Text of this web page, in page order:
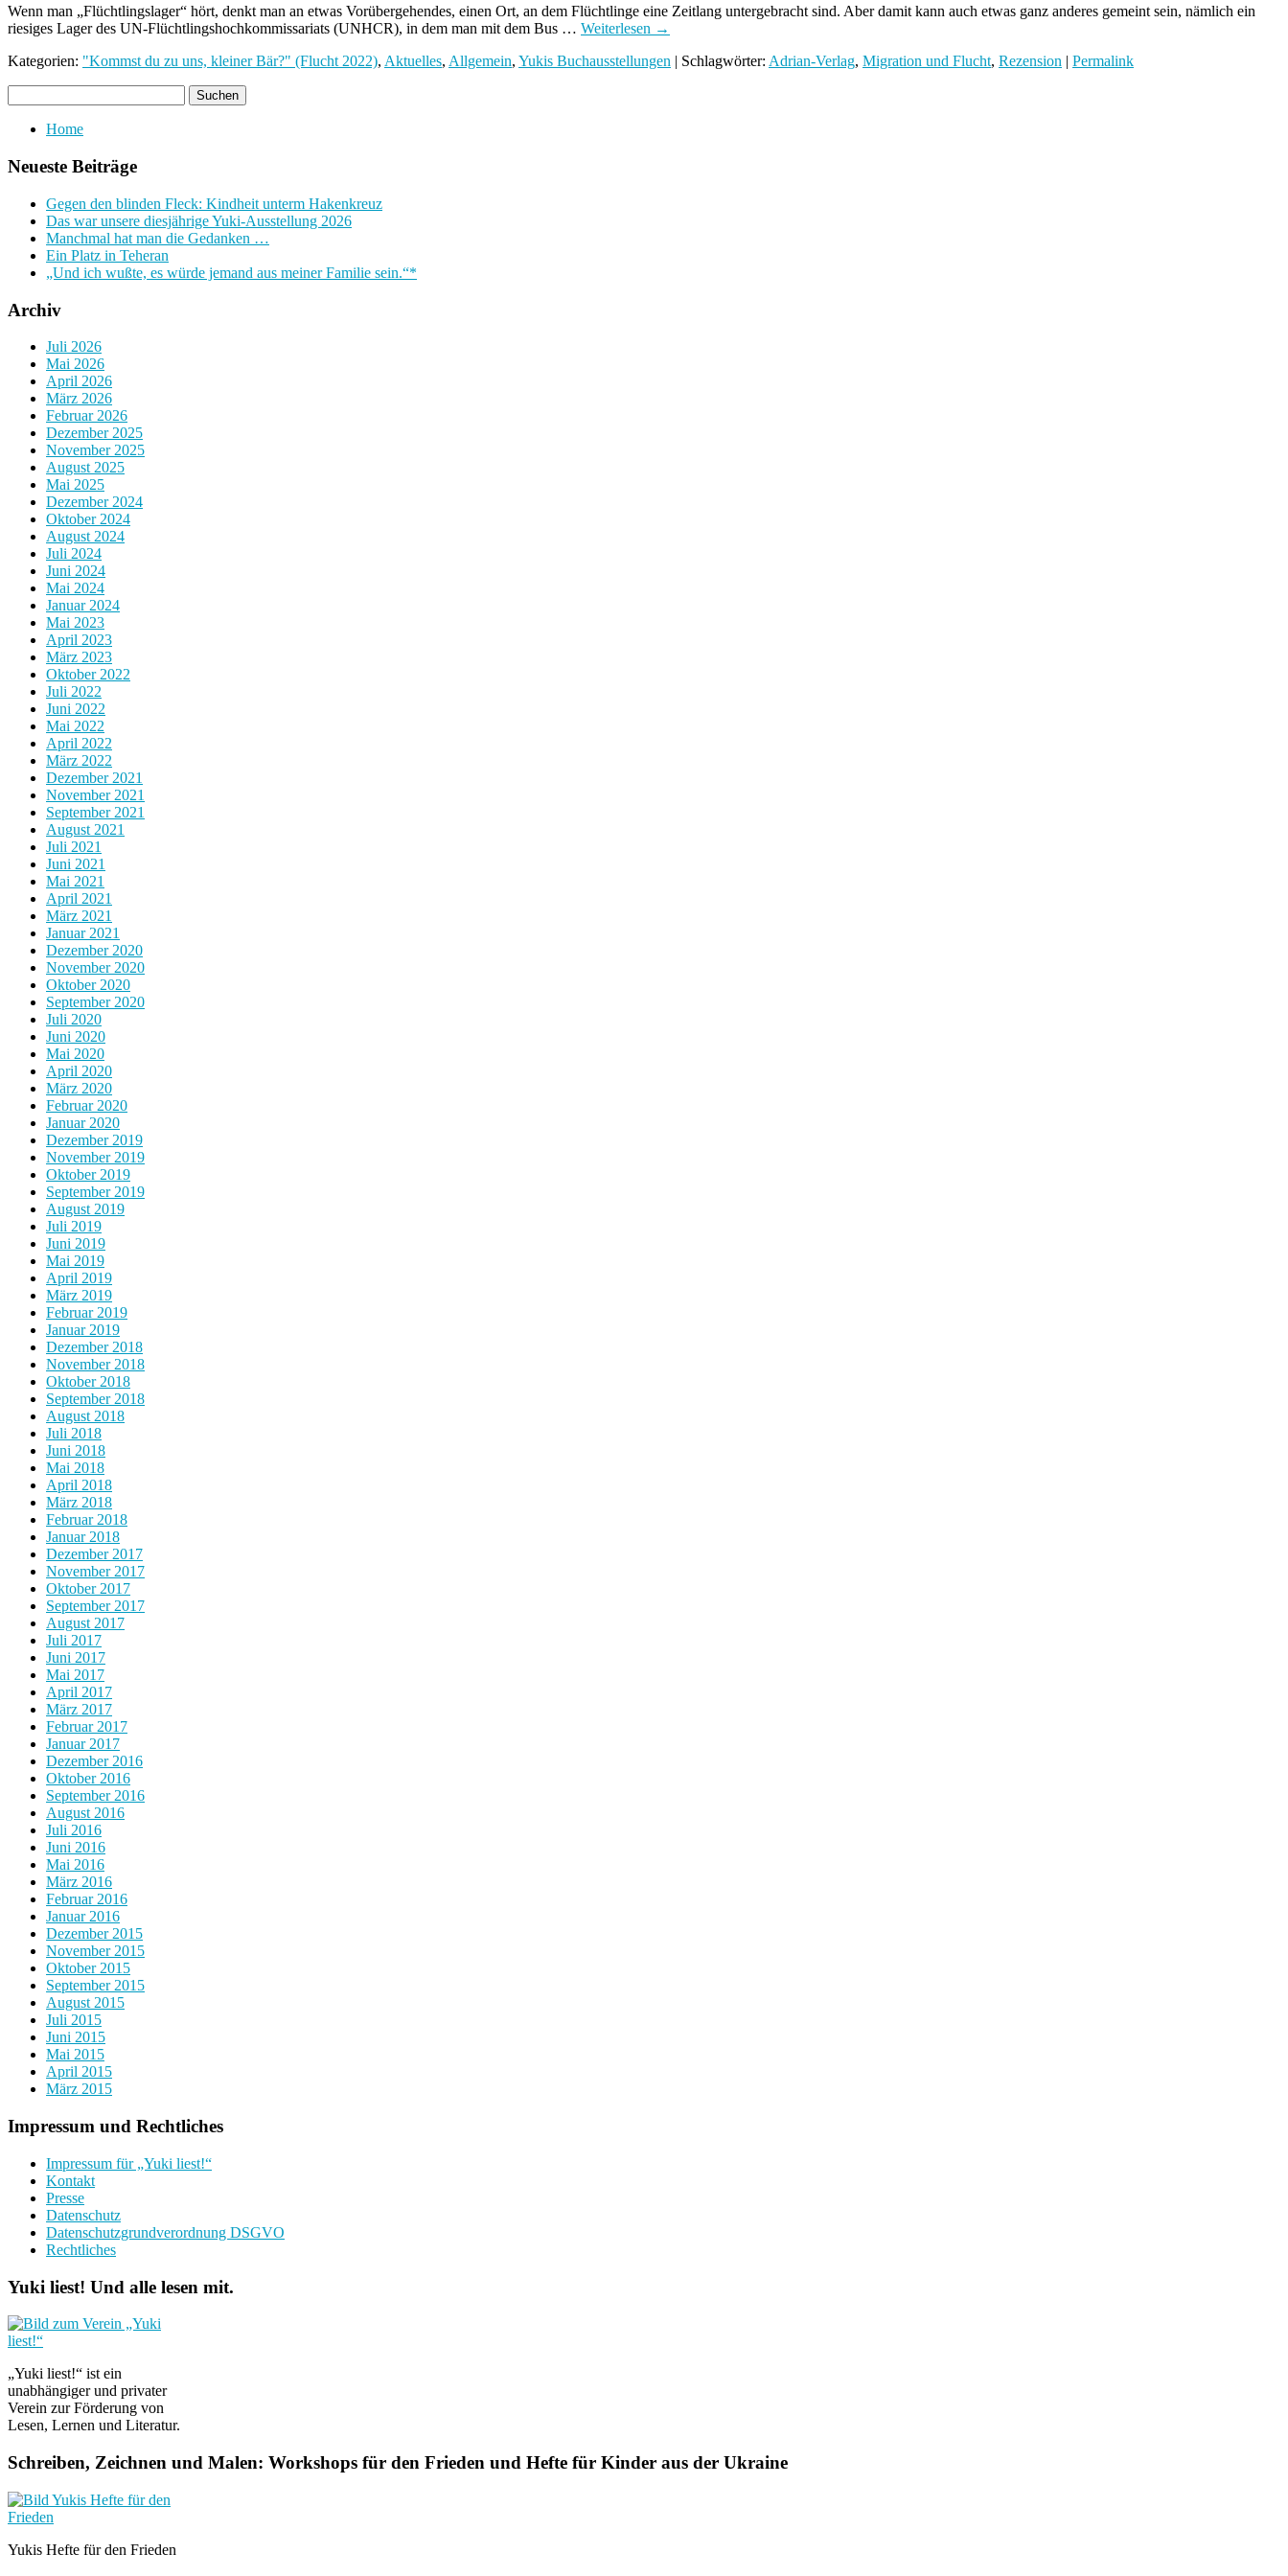
Wenn man „Flüchtlingslager“ hört, denkt man an etwas Vorübergehendes, einen Ort, an dem Flüchtlinge eine Zeitlang untergebracht sind. Aber damit kann auch etwas ganz anderes gemeint sein, nämlich ein
riesiges Lager des UN-Flüchtlingshochkommissariats (UNHCR), in dem man mit dem Bus … Weiterlesen →
Kategorien: "Kommst du zu uns, kleiner Bär?" (Flucht 2022), Aktuelles, Allgemein, Yukis Buchausstellungen | Schlagwörter: Adrian-Verlag, Migration und Flucht, Rezension Permalink
Home
Neueste Beiträge
Gegen den blinden Fleck: Kindheit unterm Hakenkreuz
Das war unsere diesjährige Yuki-Ausstellung 2026
Manchmal hat man die Gedanken …
Ein Platz in Teheran
„Und ich wußte, es würde jemand aus meiner Familie sein.“*
Archiv
Juli 2026
Mai 2026
April 2026
März 2026
Februar 2026
Dezember 2025
November 2025
August 2025
Mai 2025
Dezember 2024
Oktober 2024
August 2024
Juli 2024
Juni 2024
Mai 2024
Januar 2024
Mai 2023
April 2023
März 2023
Oktober 2022
Juli 2022
Juni 2022
Mai 2022
April 2022
März 2022
Dezember 2021
November 2021
September 2021
August 2021
Juli 2021
Juni 2021
Mai 2021
April 2021
März 2021
Januar 2021
Dezember 2020
November 2020
Oktober 2020
September 2020
Juli 2020
Juni 2020
Mai 2020
April 2020
März 2020
Februar 2020
Januar 2020
Dezember 2019
November 2019
Oktober 2019
September 2019
August 2019
Juli 2019
Juni 2019
Mai 2019
April 2019
März 2019
Februar 2019
Januar 2019
Dezember 2018
November 2018
Oktober 2018
September 2018
August 2018
Juli 2018
Juni 2018
Mai 2018
April 2018
März 2018
Februar 2018
Januar 2018
Dezember 2017
November 2017
Oktober 2017
September 2017
August 2017
Juli 2017
Juni 2017
Mai 2017
April 2017
März 2017
Februar 2017
Januar 2017
Dezember 2016
Oktober 2016
September 2016
August 2016
Juli 2016
Juni 2016
Mai 2016
März 2016
Februar 2016
Januar 2016
Dezember 2015
November 2015
Oktober 2015
September 2015
August 2015
Juli 2015
Juni 2015
Mai 2015
April 2015
März 2015
Impressum und Rechtliches
Impressum für „Yuki liest!“
Kontakt
Presse
Datenschutz
Datenschutzgrundverordnung DSGVO
Rechtliches
Yuki liest! Und alle lesen mit.
„Yuki liest!“ ist ein
unabhängiger und privater
Verein zur Förderung von
Lesen, Lernen und Literatur.
Schreiben, Zeichnen und Malen: Workshops für den Frieden und Hefte für Kinder aus der Ukraine
Yukis Hefte für den Frieden